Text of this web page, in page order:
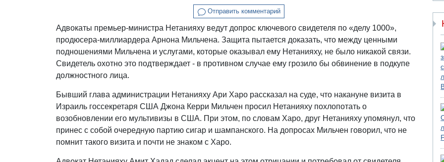
Отправить комментарий
Адвокаты премьер-министра Нетанияху ведут допрос ключевого свидетеля по «делу 1000»,
продюсера-миллиардера Арнона Мильчена. Защита пытается доказать, что между ценными
подношениями Мильчена и услугами, которые оказывал ему Нетанияху, не было никакой связи.
Свидетель охотно это подтверждает - в противном случае ему грозило бы обвинение в подкупе
должностного лица.
Бывший глава администрации Нетанияху Ари Харо рассказал на суде, что накануне визита в
Израиль госсекретаря США Джона Керри Мильчен просил Нетанияху похлопотать о
возобновлении его мультивизы в США. При этом, по словам Харо, друг Нетанияху упомянул, что
принес с собой очередную партию сигар и шампанского. На допросах Мильчен говорил, что не
помнит такого визита и почти не знаком с Харо.